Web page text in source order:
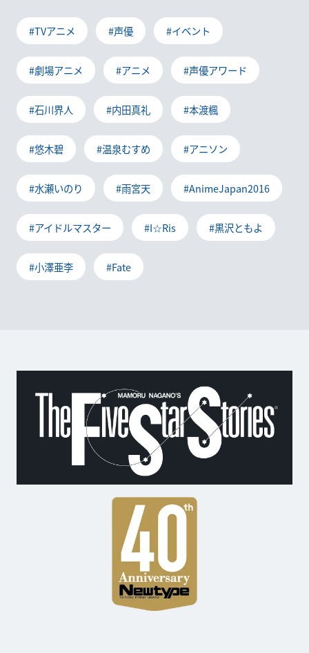
#TVアニメ #声優 #イベント
#劇場アニメ #アニメ #声優アワード
#石川界人 #内田真礼 #本渡楓
#悠木碧 #温泉むすめ #アニソン
#水瀬いのり #雨宮天 #AnimeJapan2016
#アイドルマスター #I☆Ris #黒沢ともよ
#小澤亜李 #Fate